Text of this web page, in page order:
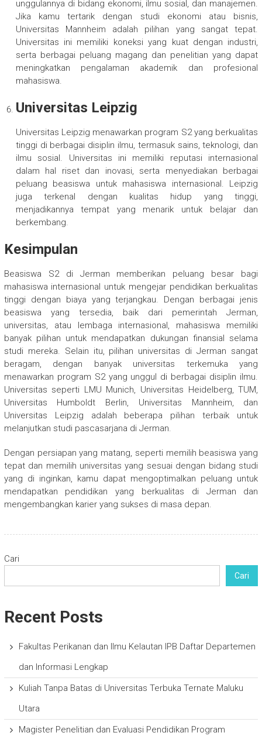
unggulannya di bidang ekonomi, ilmu sosial, dan manajemen.
Jika kamu tertarik dengan studi ekonomi atau bisnis,
Universitas Mannheim adalah pilihan yang sangat tepat.
Universitas ini memiliki koneksi yang kuat dengan industri,
serta berbagai peluang magang dan penelitian yang dapat
meningkatkan pengalaman akademik dan profesional
mahasiswa.
Universitas Leipzig
Universitas Leipzig menawarkan program S2 yang berkualitas
tinggi di berbagai disiplin ilmu, termasuk sains, teknologi, dan
ilmu sosial. Universitas ini memiliki reputasi internasional
dalam hal riset dan inovasi, serta menyediakan berbagai
peluang beasiswa untuk mahasiswa internasional. Leipzig
juga terkenal dengan kualitas hidup yang tinggi,
menjadikannya tempat yang menarik untuk belajar dan
berkembang.
Kesimpulan
Beasiswa S2 di Jerman memberikan peluang besar bagi
mahasiswa internasional untuk mengejar pendidikan berkualitas
tinggi dengan biaya yang terjangkau. Dengan berbagai jenis
beasiswa yang tersedia, baik dari pemerintah Jerman,
universitas, atau lembaga internasional, mahasiswa memiliki
banyak pilihan untuk mendapatkan dukungan finansial selama
studi mereka. Selain itu, pilihan universitas di Jerman sangat
beragam, dengan banyak universitas terkemuka yang
menawarkan program S2 yang unggul di berbagai disiplin ilmu.
Universitas seperti LMU Munich, Universitas Heidelberg, TUM,
Universitas Humboldt Berlin, Universitas Mannheim, dan
Universitas Leipzig adalah beberapa pilihan terbaik untuk
melanjutkan studi pascasarjana di Jerman.
Dengan persiapan yang matang, seperti memilih beasiswa yang
tepat dan memilih universitas yang sesuai dengan bidang studi
yang di inginkan, kamu dapat mengoptimalkan peluang untuk
mendapatkan pendidikan yang berkualitas di Jerman dan
mengembangkan karier yang sukses di masa depan.
Cari
Cari
Recent Posts
Fakultas Perikanan dan Ilmu Kelautan IPB Daftar Departemen
dan Informasi Lengkap
Kuliah Tanpa Batas di Universitas Terbuka Ternate Maluku
Utara
Magister Penelitian dan Evaluasi Pendidikan Program